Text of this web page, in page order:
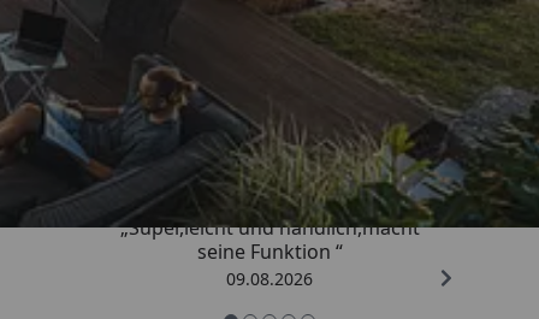
Trusted Shops
4,81/ 5
„Super,leicht und handlich,macht
seine Funktion “
09.08.2026